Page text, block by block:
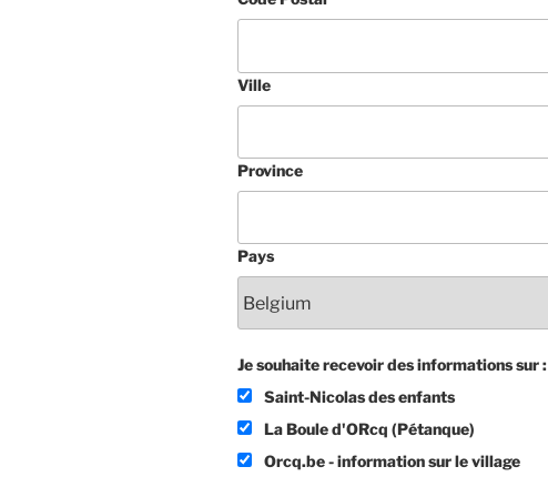
Ville
Province
Pays
Je souhaite recevoir des informations sur :
Saint-Nicolas des enfants
La Boule d'ORcq (Pétanque)
Orcq.be - information sur le village